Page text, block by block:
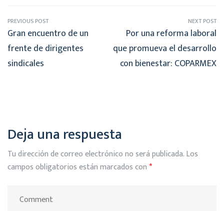
PREVIOUS POST
Gran encuentro de un
frente de dirigentes
sindicales
NEXT POST
Por una reforma laboral
que promueva el desarrollo
con bienestar: COPARMEX
Deja una respuesta
Tu dirección de correo electrónico no será publicada.Los
campos obligatorios están marcados con*